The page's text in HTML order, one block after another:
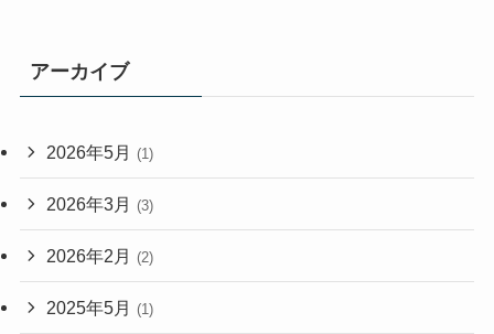
アーカイブ
2026年5月 (1)
2026年3月 (3)
2026年2月 (2)
2025年5月 (1)